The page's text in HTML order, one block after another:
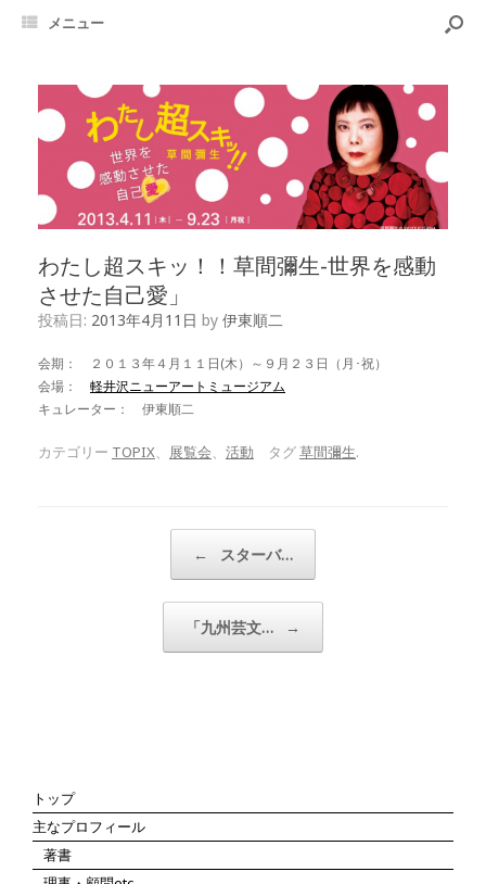
メニュー
わたし超スキッ！！草間彌生-世界を感動
させた自己愛」
投稿日: 2013年4月11日 by 伊東順二
会期： ２０１３年４月１１日(木）～９月２３日（月･祝）
会場： 軽井沢ニューアートミュージアム
キュレーター： 伊東順二
カテゴリー TOPIX 展覧会 活動 タグ草間彌生.
← スターバ…
「九州芸文… →
トップ
主なプロフィール
著書